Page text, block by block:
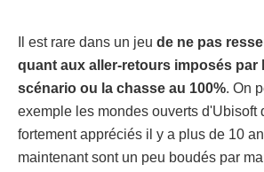
Il est rare dans un jeu de ne pas
quant aux aller-retours imposés par
scénario ou la chasse au 100%. On
exemple les mondes ouverts d'Ubisoft
fortement appréciés il y a plus de 10
maintenant sont un peu boudés par